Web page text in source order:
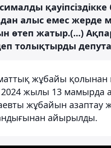
қауіпсіздікке
алыс емес жерде
өтеп жатыр.(...)
толықтырды
жұбайы қолынан
жылы 13 мамырда
жұбайын азаптау
айырылды.